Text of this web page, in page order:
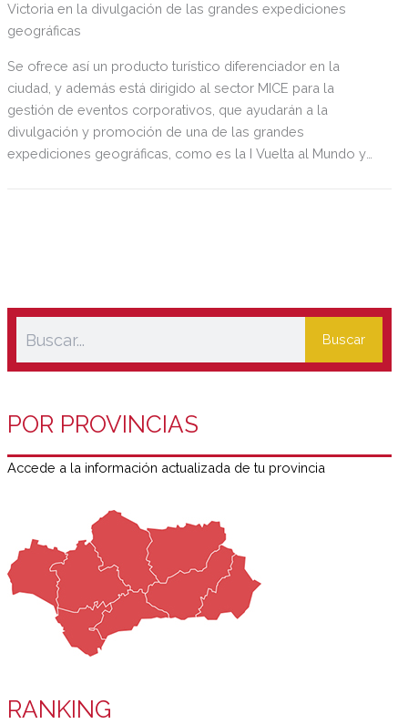
Victoria en la divulgación de las grandes expediciones
geográficas
Se ofrece así un producto turístico diferenciador en la
ciudad, y además está dirigido al sector MICE para la
gestión de eventos corporativos, que ayudarán a la
divulgación y promoción de una de las grandes
expediciones geográficas, como es la I Vuelta al Mundo y
Buscar
POR PROVINCIAS
Accede a la información actualizada de tu provincia
RANKING